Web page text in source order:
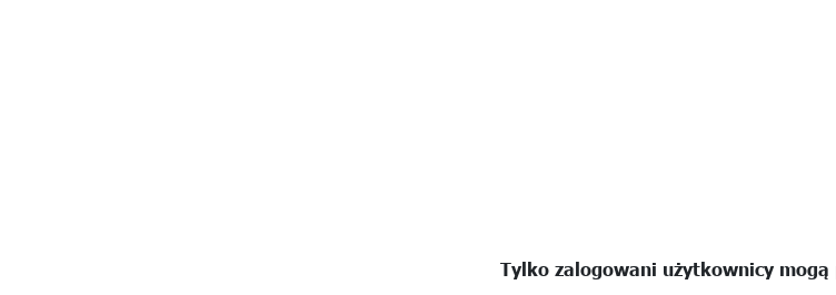
Tylko zalogowani użytkownicy